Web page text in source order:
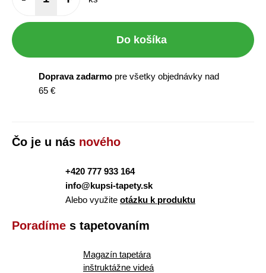
Do košíka
Doprava zadarmo pre všetky objednávky nad
65 €
Čo je u nás nového
+420 777 933 164
info@kupsi-tapety.sk
Alebo využite otázku k produktu
Poradíme s tapetovaním
Magazín tapetára
inštruktážne videá